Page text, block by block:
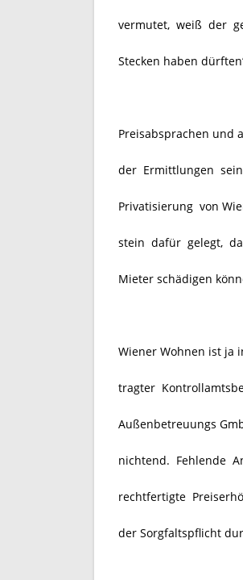
vermutet, weiß der
Stecken haben
Preisabsprachen und
der Ermittlungen
Privatisierung von
stein dafür gelegt,
Mieter schädigen
Wiener Wohnen ist ja
tragter
Außenbetreuungs
nichtend. Fehlende
rechtfertigte
der Sorgfaltspflicht